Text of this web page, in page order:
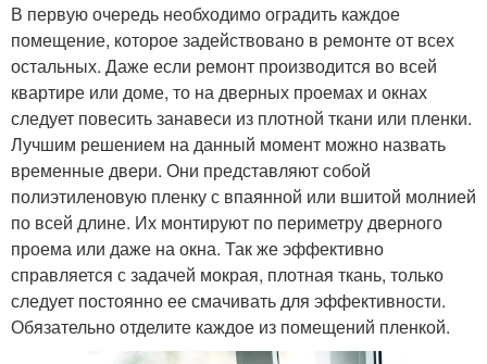
В первую очередь необходимо оградить каждое
помещение, которое задействовано в ремонте от всех
остальных. Даже если ремонт производится во всей
квартире или доме, то на дверных проемах и окнах
следует повесить занавеси из плотной ткани или пленки.
Лучшим решением на данный момент можно назвать
временные двери. Они представляют собой
полиэтиленовую пленку с впаянной или вшитой молнией
по всей длине. Их монтируют по периметру дверного
проема или даже на окна. Так же эффективно
справляется с задачей мокрая, плотная ткань, только
следует постоянно ее смачивать для эффективности.
Обязательно отделите каждое из помещений пленкой.